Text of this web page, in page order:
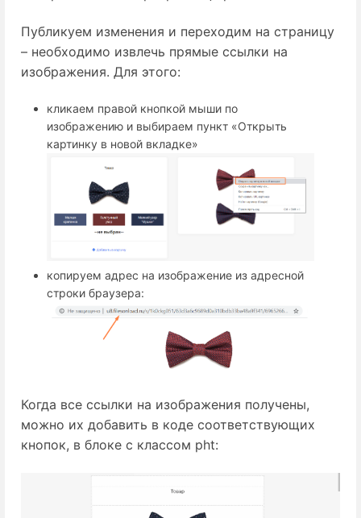
Публикуем изменения и переходим на страницу
– необходимо извлечь прямые ссылки на
изображения. Для этого:
кликаем правой кнопкой мыши по
изображению и выбираем пункт «Открыть
картинку в новой вкладке»
копируем адрес на изображение из адресной
строки браузера:
Когда все ссылки на изображения получены,
можно их добавить в коде соответствующих
кнопок, в блоке с классом pht: